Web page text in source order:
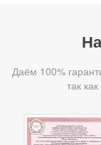
Даём 100%
так